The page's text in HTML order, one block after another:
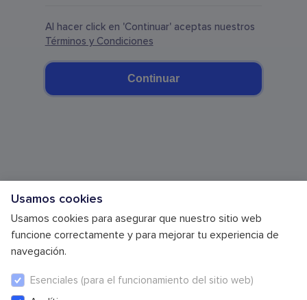
Al hacer click en 'Continuar' aceptas nuestros
Términos y Condiciones
Continuar
Política de Privacidad
Términos y Condiciones
Usamos cookies
Usamos cookies para asegurar que nuestro sitio web
funcione correctamente y para mejorar tu experiencia de
navegación.
Esenciales (para el funcionamiento del sitio web)